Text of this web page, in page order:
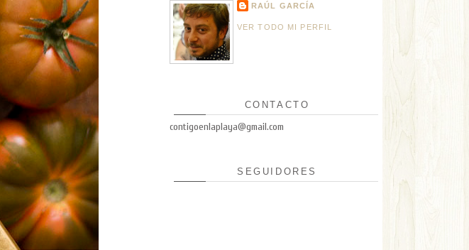
RAÚL GARCÍA
VER TODO MI PERFIL
CONTACTO
contigoenlaplaya@gmail.com
SEGUIDORES